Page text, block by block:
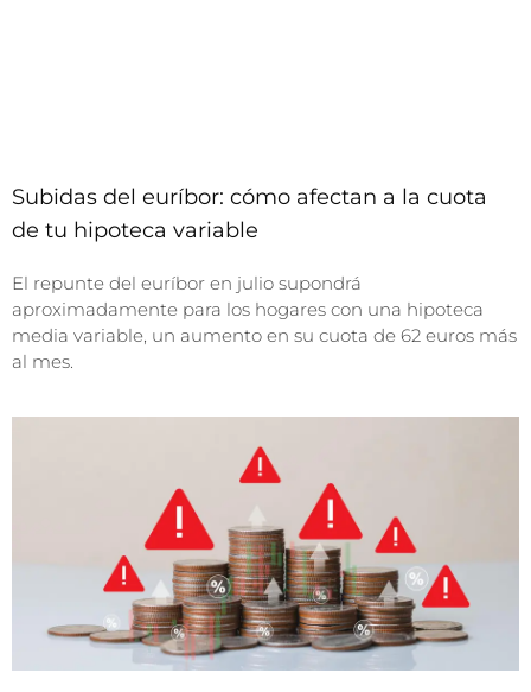
Subidas del euríbor: cómo afectan a la cuota
de tu hipoteca variable
El repunte del euríbor en julio supondrá
aproximadamente para los hogares con una hipoteca
media variable, un aumento en su cuota de 62 euros más
al mes.